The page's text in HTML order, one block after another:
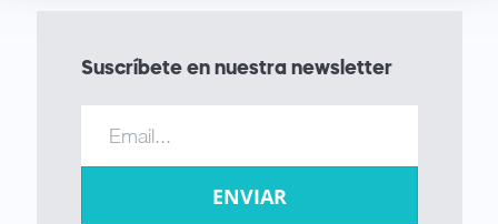
Suscríbete en nuestra newsletter